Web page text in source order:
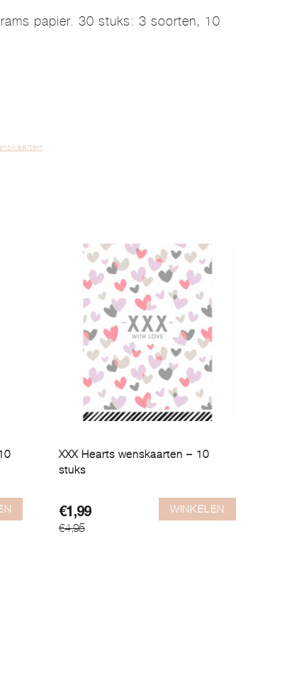
papier. 30 stuks: 3 soorten, 10
XXX Hearts wenskaarten – 10
stuks
€4,95
Oorspronkelijke
prijs
€1,99
Huidige
prijs
WINKELEN